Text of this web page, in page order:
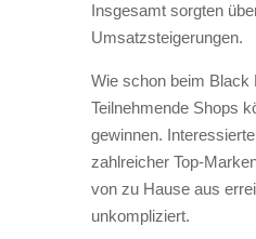
Insgesamt sorgten
Umsatzsteigerungen.
Wie schon beim Black
Teilnehmende Shops
gewinnen.
zahlreicher Top-
von zu Hause aus
unkompliziert.